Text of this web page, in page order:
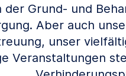
der Grund- und
Aber auch
unser
Veranstaltungen